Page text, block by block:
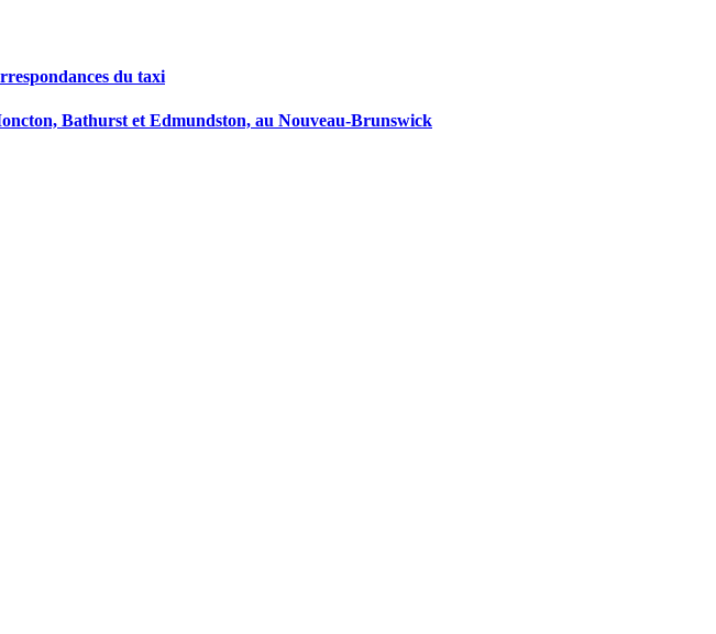
du taxi
Bathurst et Edmundston, au Nouveau-Brunswick